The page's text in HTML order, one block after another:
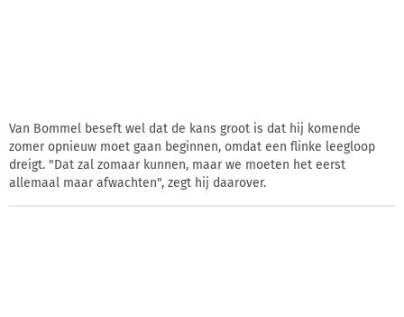
Van Bommel beseft wel dat de kans groot is dat hij komende
zomer opnieuw moet gaan beginnen, omdat een flinke leegloop
dreigt. "Dat zal zomaar kunnen, maar we moeten het eerst
allemaal maar afwachten", zegt hij daarover.